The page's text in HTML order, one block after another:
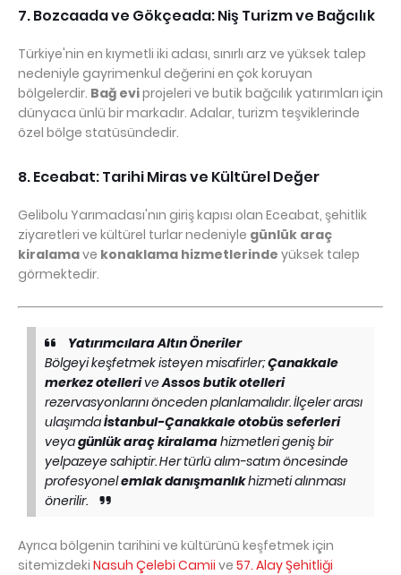
7. Bozcaada ve Gökçeada: Niş Turizm ve Bağcılık
Türkiye'nin en kıymetli iki adası, sınırlı arz ve yüksek talep
nedeniyle gayrimenkul değerini en çok koruyan
bölgelerdir. Bağ eviprojeleri ve butik bağcılık yatırımları için
dünyaca ünlü bir markadır. Adalar, turizm teşviklerinde
özel bölge statüsündedir.
8. Eceabat: Tarihi Miras ve Kültürel Değer
Gelibolu Yarımadası'nın giriş kapısı olan Eceabat, şehitlik
ziyaretleri ve kültürel turlar nedeniyle günlük araç
kiralamave konaklama hizmetlerinde yüksek talep
görmektedir.
Yatırımcılara Altın Öneriler
Bölgeyi keşfetmek isteyen misafirler;Çanakkale
merkez otelleriveAssos butik otelleri
rezervasyonlarını önceden planlamalıdır. İlçeler arası
ulaşımdaİstanbul-Çanakkale otobüs seferleri
veyagünlük araç kiralamahizmetleri geniş bir
yelpazeye sahiptir. Her türlü alım-satım öncesinde
profesyonelemlak danışmanlıkhizmeti alınması
önerilir.
Ayrıca bölgenin tarihini ve kültürünü keşfetmek için
sitemizdeki Nasuh Çelebi Camii ve 57. Alay Şehitliği